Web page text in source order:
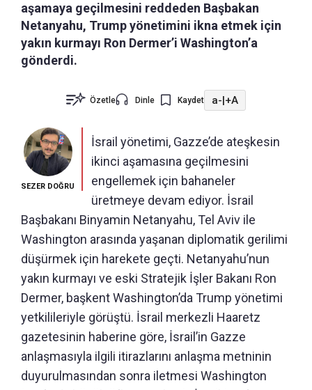
aşamaya geçilmesini reddeden Başbakan
Netanyahu, Trump yönetimini ikna etmek için
yakın kurmayı Ron Dermer’i Washington’a
gönderdi.
Özetle Dinle Kaydet a-|+A
SEZER DOĞRU
İsrail yönetimi, Gazze’de ateşkesin
ikinci aşamasına geçilmesini
engellemek için bahaneler
üretmeye devam ediyor. İsrail
Başbakanı Binyamin Netanyahu, Tel Aviv ile
Washington arasında yaşanan diplomatik gerilimi
düşürmek için harekete geçti. Netanyahu’nun
yakın kurmayı ve eski Stratejik İşler Bakanı Ron
Dermer, başkent Washington’da Trump yönetimi
yetkilileriyle görüştü. İsrail merkezli Haaretz
gazetesinin haberine göre, İsrail’in Gazze
anlaşmasıyla ilgili itirazlarını anlaşma metninin
duyurulmasından sonra iletmesi Washington